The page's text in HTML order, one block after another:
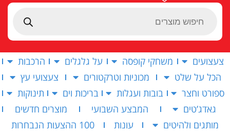
Products
צעצועים משחקי קופסה על גלגלים
הרכבות
הכל על שלט
מכוניות וטרקטורים
צעצועי עץ
ספורט וחצר
בובות ועגלות בריכות וים
תינוקות
גאדג’טים
המבצע השבועי
מוצרים חדשים
מותגים ולהיטים
עונות 100 ההצעות הנבחרות